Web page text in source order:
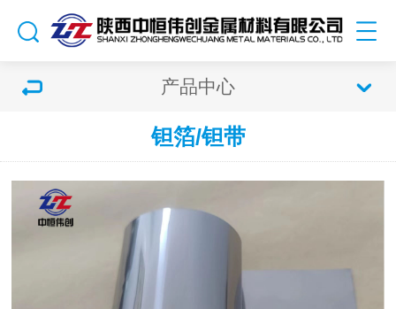
产品中心
钽箔/钽带